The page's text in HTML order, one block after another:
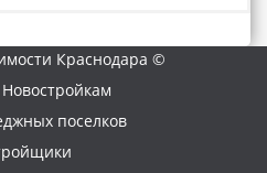
Краснодара ©
поселков